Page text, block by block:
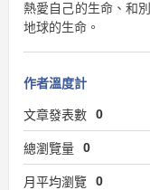
熱愛自己的生命、和
地球的生命。
作者溫度計
文章發表數 0
總瀏覽量 0
月平均瀏覽 0